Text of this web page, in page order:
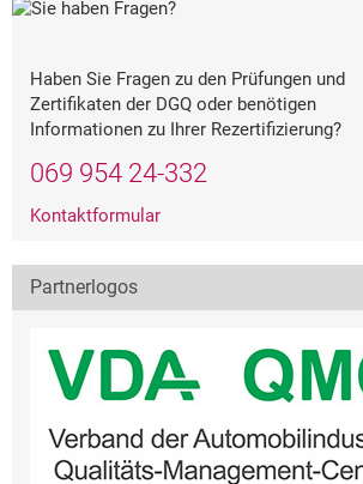
Haben Sie Fragen zu den Prüfungen und
Zertifikaten der DGQ oder benötigen
Informationen zu Ihrer Rezertifizierung?
069 954 24-332
Kontaktformular
Partnerlogos